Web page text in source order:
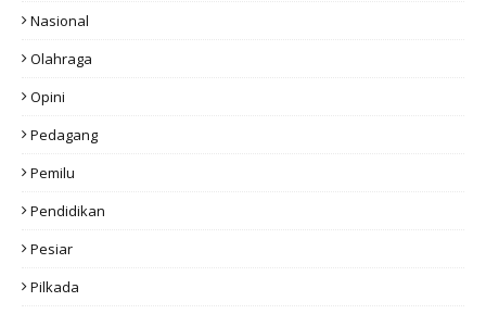
Nasional
Olahraga
Opini
Pedagang
Pemilu
Pendidikan
Pesiar
Pilkada